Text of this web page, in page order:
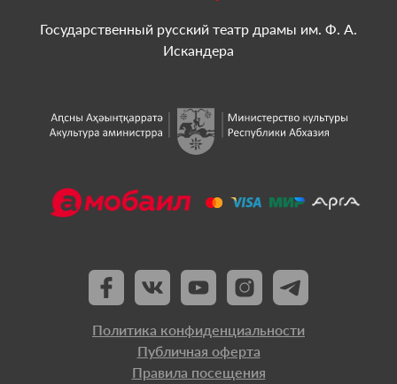
Государственный русский театр драмы им. Ф. А.
Искандера
Политика конфиденциальности
Публичная оферта
Правила посещения